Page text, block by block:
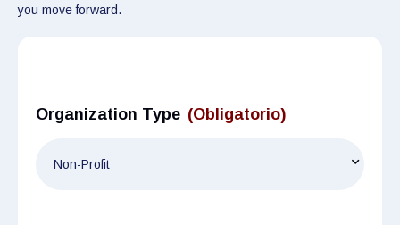
you move forward.
Organization Type (Obligatorio)